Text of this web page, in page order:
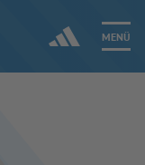
MENÜ